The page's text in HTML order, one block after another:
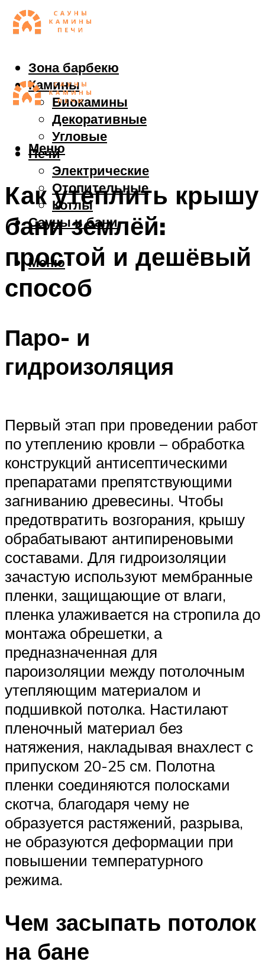
Зона барбекю
Камины
Биокамины
Декоративные
Угловые
Печи
Электрические
Отопительные
Котлы
Сауны и бани
Меню
Меню
Как утеплить крышу
бани землёй:
простой и дешёвый
способ
Паро- и
гидроизоляция
Первый этап при проведении работ
по утеплению кровли – обработка
конструкций антисептическими
препаратами препятствующими
загниванию древесины. Чтобы
предотвратить возгорания, крышу
обрабатывают антипиреновыми
составами. Для гидроизоляции
зачастую используют мембранные
пленки, защищающие от влаги,
пленка улаживается на стропила до
монтажа обрешетки, а
предназначенная для
пароизоляции между потолочным
утепляющим материалом и
подшивкой потолка. Настилают
пленочный материал без
натяжения, накладывая внахлест с
припуском 20-25 см. Полотна
пленки соединяются полосками
скотча, благодаря чему не
образуется растяжений, разрыва,
не образуются деформации при
повышении температурного
режима.
Чем засыпать потолок
на бане